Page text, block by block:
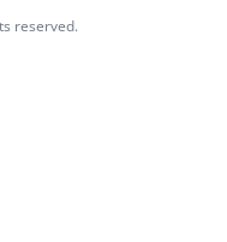
reserved.